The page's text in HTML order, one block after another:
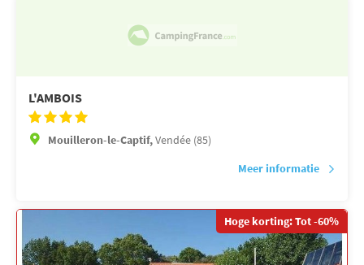
L'AMBOIS
Mouilleron-le-Captif,Vendée (85)
Meer informatie
Hoge korting: Tot -60%